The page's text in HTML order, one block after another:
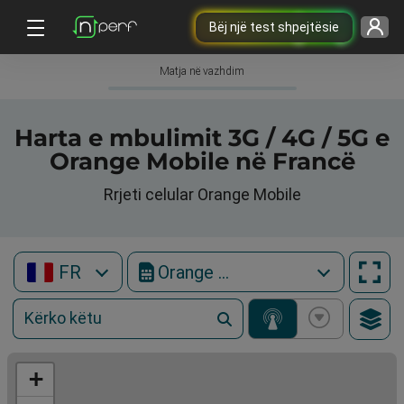
Bëj një test shpejtësie
Matja në vazhdim
Harta e mbulimit 3G / 4G / 5G e
Orange Mobile në Francë
Rrjeti celular Orange Mobile
FR Orange Mobile
+